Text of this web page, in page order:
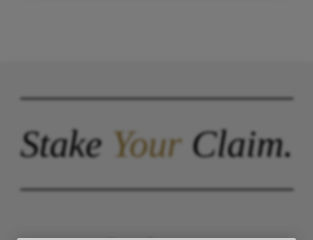
StakeYourClaim.